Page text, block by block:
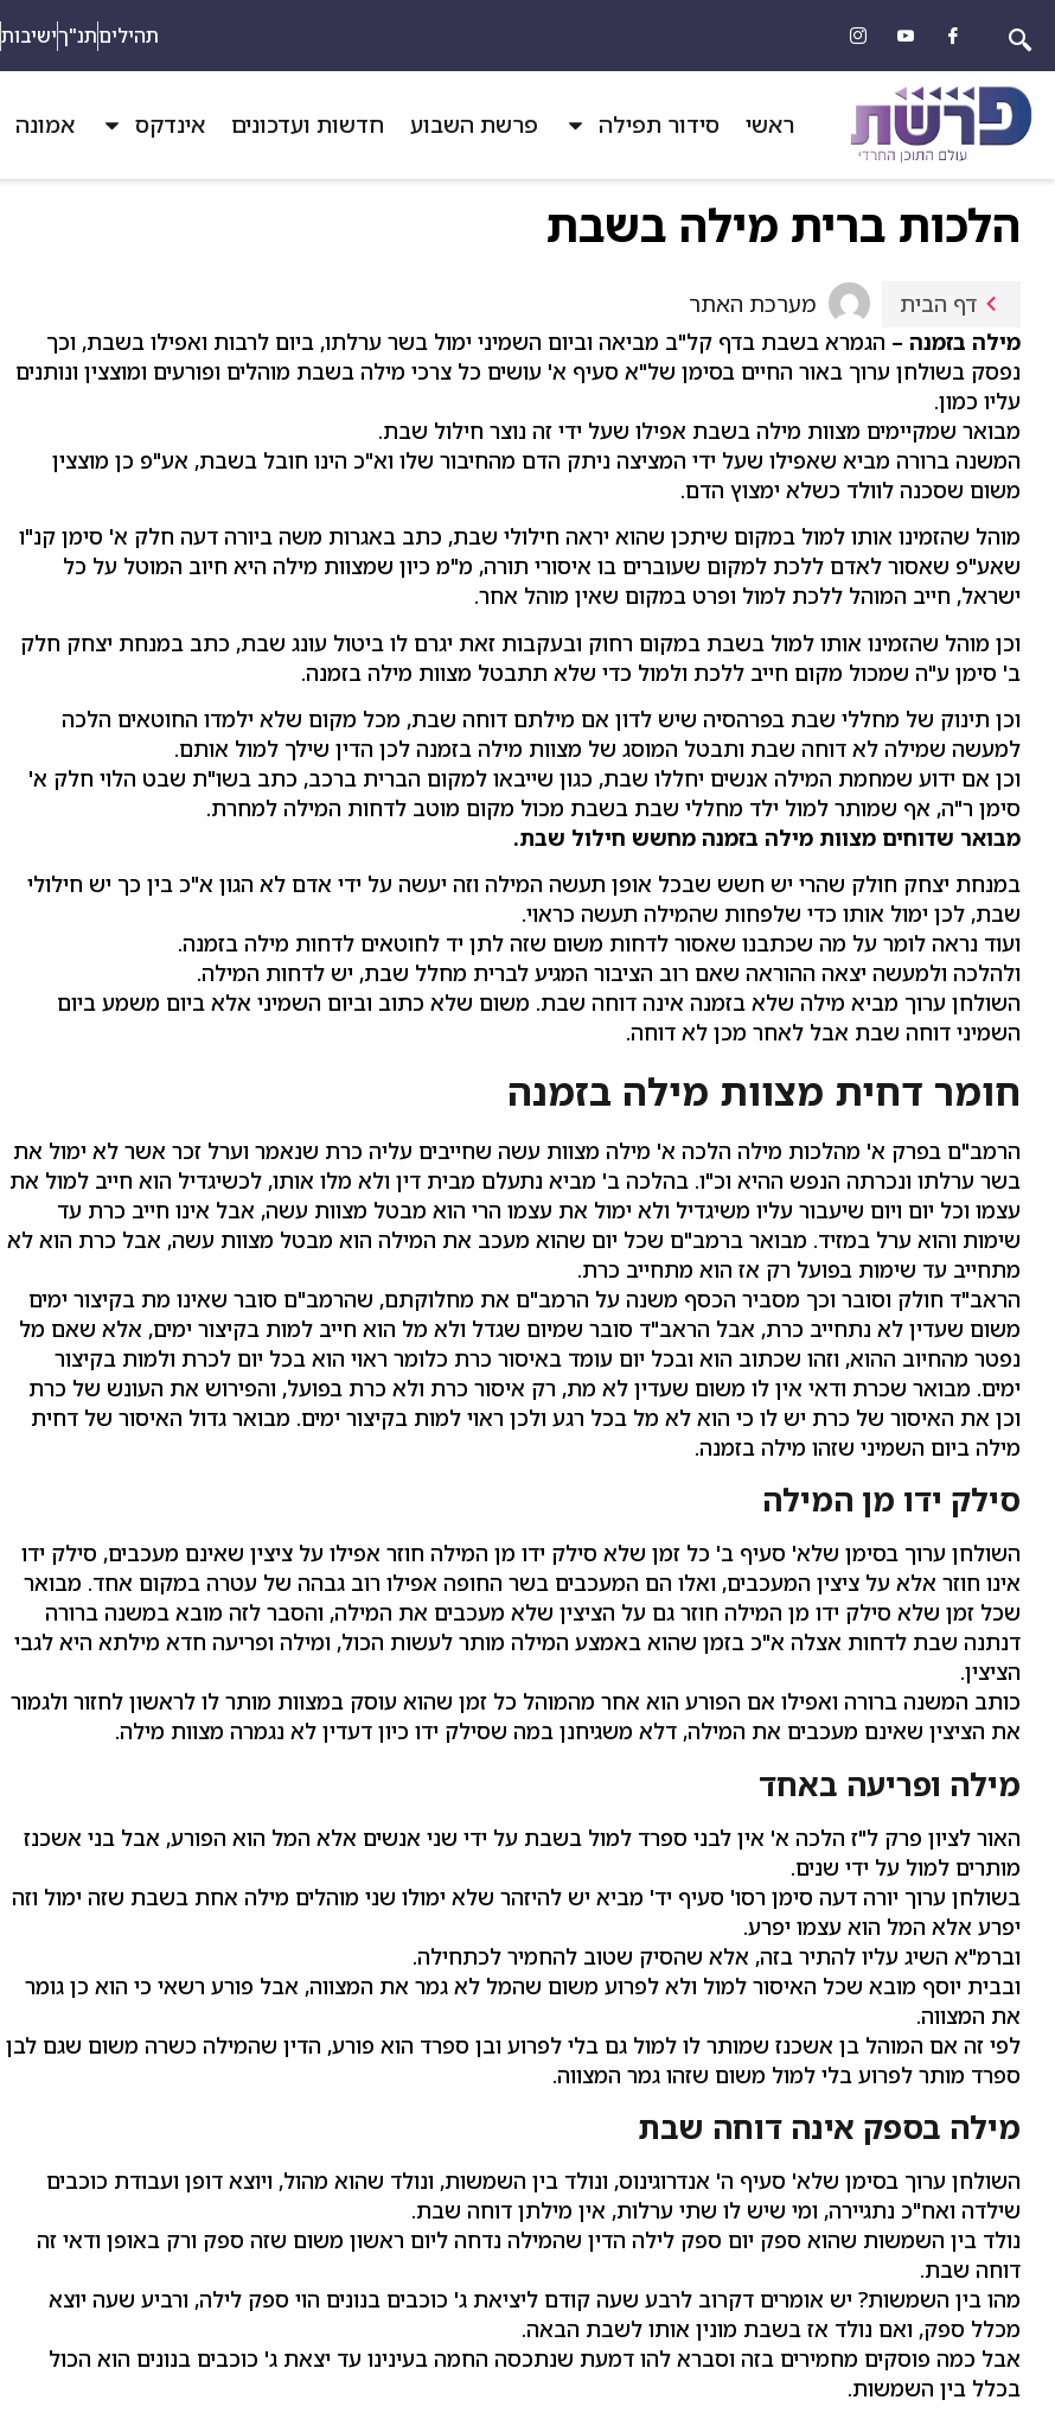
תהיליםתנ"ךישיבות
ראשי סידור תפילה פרשת השבוע חדשות ועדכונים אינדקס אמונה
הלכות ברית מילה בשבת
דף הבית מערכת האתר
מילה בזמנה – הגמרא בשבת בדף קל"ב מביאה וביום השמיני ימול בשר ערלתו, ביום לרבות ואפילו בשבת, וכך
נפסק בשולחן ערוך באור החיים בסימן של"א סעיף א' עושים כל צרכי מילה בשבת מוהלים ופורעים ומוצצין ונותנים
עליו כמון.
מבואר שמקיימים מצוות מילה בשבת אפילו שעל ידי זה נוצר חילול שבת.
המשנה ברורה מביא שאפילו שעל ידי המציצה ניתק הדם מהחיבור שלו וא"כ הינו חובל בשבת, אע"פ כן מוצצין
משום שסכנה לוולד כשלא ימצוץ הדם.
מוהל שהזמינו אותו למול במקום שיתכן שהוא יראה חילולי שבת, כתב באגרות משה ביורה דעה חלק א' סימן קנ"ו
שאע"פ שאסור לאדם ללכת למקום שעוברים בו איסורי תורה, מ"מ כיון שמצוות מילה היא חיוב המוטל על כל
ישראל, חייב המוהל ללכת למול ופרט במקום שאין מוהל אחר.
וכן מוהל שהזמינו אותו למול בשבת במקום רחוק ובעקבות זאת יגרם לו ביטול עונג שבת, כתב במנחת יצחק חלק
ב' סימן ע"ה שמכול מקום חייב ללכת ולמול כדי שלא תתבטל מצוות מילה בזמנה.
וכן תינוק של מחללי שבת בפרהסיה שיש לדון אם מילתם דוחה שבת, מכל מקום שלא ילמדו החוטאים הלכה
למעשה שמילה לא דוחה שבת ותבטל המוסג של מצוות מילה בזמנה לכן הדין שילך למול אותם.
וכן אם ידוע שמחמת המילה אנשים יחללו שבת, כגון שייבאו למקום הברית ברכב, כתב בשו"ת שבט הלוי חלק א'
סימן ר"ה, אף שמותר למול ילד מחללי שבת בשבת מכול מקום מוטב לדחות המילה למחרת.
מבואר שדוחים מצוות מילה בזמנה מחשש חילול שבת.
במנחת יצחק חולק שהרי יש חשש שבכל אופן תעשה המילה וזה יעשה על ידי אדם לא הגון א"כ בין כך יש חילולי
שבת, לכן ימול אותו כדי שלפחות שהמילה תעשה כראוי.
ועוד נראה לומר על מה שכתבנו שאסור לדחות משום שזה לתן יד לחוטאים לדחות מילה בזמנה.
ולהלכה ולמעשה יצאה ההוראה שאם רוב הציבור המגיע לברית מחלל שבת, יש לדחות המילה.
השולחן ערוך מביא מילה שלא בזמנה אינה דוחה שבת. משום שלא כתוב וביום השמיני אלא ביום משמע ביום
השמיני דוחה שבת אבל לאחר מכן לא דוחה.
חומר דחית מצוות מילה בזמנה
הרמב"ם בפרק א' מהלכות מילה הלכה א' מילה מצוות עשה שחייבים עליה כרת שנאמר וערל זכר אשר לא ימול את
בשר ערלתו ונכרתה הנפש ההיא וכ"ו. בהלכה ב' מביא נתעלם מבית דין ולא מלו אותו, לכשיגדיל הוא חייב למול את
עצמו וכל יום ויום שיעבור עליו משיגדיל ולא ימול את עצמו הרי הוא מבטל מצוות עשה, אבל אינו חייב כרת עד
שימות והוא ערל במזיד. מבואר ברמב"ם שכל יום שהוא מעכב את המילה הוא מבטל מצוות עשה, אבל כרת הוא לא
מתחייב עד שימות בפועל רק אז הוא מתחייב כרת.
הראב"ד חולק וסובר וכך מסביר הכסף משנה על הרמב"ם את מחלוקתם, שהרמב"ם סובר שאינו מת בקיצור ימים
משום שעדין לא נתחייב כרת, אבל הראב"ד סובר שמיום שגדל ולא מל הוא חייב למות בקיצור ימים, אלא שאם מל
נפטר מהחיוב ההוא, וזהו שכתוב הוא ובכל יום עומד באיסור כרת כלומר ראוי הוא בכל יום לכרת ולמות בקיצור
ימים. מבואר שכרת ודאי אין לו משום שעדין לא מת, רק איסור כרת ולא כרת בפועל, והפירוש את העונש של כרת
וכן את האיסור של כרת יש לו כי הוא לא מל בכל רגע ולכן ראוי למות בקיצור ימים. מבואר גדול האיסור של דחית
מילה ביום השמיני שזהו מילה בזמנה.
סילק ידו מן המילה
השולחן ערוך בסימן שלא' סעיף ב' כל זמן שלא סילק ידו מן המילה חוזר אפילו על ציצין שאינם מעכבים, סילק ידו
אינו חוזר אלא על ציצין המעכבים, ואלו הם המעכבים בשר החופה אפילו רוב גבהה של עטרה במקום אחד. מבואר
שכל זמן שלא סילק ידו מן המילה חוזר גם על הציצין שלא מעכבים את המילה, והסבר לזה מובא במשנה ברורה
דנתנה שבת לדחות אצלה א"כ בזמן שהוא באמצע המילה מותר לעשות הכול, ומילה ופריעה חדא מילתא היא לגבי
הציצין.
כותב המשנה ברורה ואפילו אם הפורע הוא אחר מהמוהל כל זמן שהוא עוסק במצוות מותר לו לראשון לחזור ולגמור
את הציצין שאינם מעכבים את המילה, דלא משגיחנן במה שסילק ידו כיון דעדין לא נגמרה מצוות מילה.
מילה ופריעה באחד
האור לציון פרק ל"ז הלכה א' אין לבני ספרד למול בשבת על ידי שני אנשים אלא המל הוא הפורע, אבל בני אשכנז
מותרים למול על ידי שנים.
בשולחן ערוך יורה דעה סימן רסו' סעיף יד' מביא יש להיזהר שלא ימולו שני מוהלים מילה אחת בשבת שזה ימול וזה
יפרע אלא המל הוא עצמו יפרע.
וברמ"א השיג עליו להתיר בזה, אלא שהסיק שטוב להחמיר לכתחילה.
ובבית יוסף מובא שכל האיסור למול ולא לפרוע משום שהמל לא גמר את המצווה, אבל פורע רשאי כי הוא כן גומר
את המצווה.
לפי זה אם המוהל בן אשכנז שמותר לו למול גם בלי לפרוע ובן ספרד הוא פורע, הדין שהמילה כשרה משום שגם לבן
ספרד מותר לפרוע בלי למול משום שזהו גמר המצווה.
מילה בספק אינה דוחה שבת
השולחן ערוך בסימן שלא' סעיף ה' אנדרוגינוס, ונולד בין השמשות, ונולד שהוא מהול, ויוצא דופן ועבודת כוכבים
שילדה ואח"כ נתגיירה, ומי שיש לו שתי ערלות, אין מילתן דוחה שבת.
נולד בין השמשות שהוא ספק יום ספק לילה הדין שהמילה נדחה ליום ראשון משום שזה ספק ורק באופן ודאי זה
דוחה שבת.
מהו בין השמשות? יש אומרים דקרוב לרבע שעה קודם ליציאת ג' כוכבים בנונים הוי ספק לילה, ורביע שעה יוצא
מכלל ספק, ואם נולד אז בשבת מונין אותו לשבת הבאה.
אבל כמה פוסקים מחמירים בזה וסברא להו דמעת שנתכסה החמה בעינינו עד יצאת ג' כוכבים בנונים הוא הכול
בכלל בין השמשות.